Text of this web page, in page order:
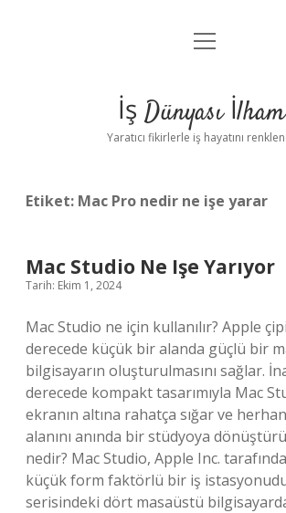
Anasayfa
Yasal Uyarı
menüyü
İş Dünyası
Yaratıcı fikirlerle iş hayatını
Etiket: Mac Pro nedir ne işe yarar
Mac Studio Ne Işe Yarıyor
Tarih: Ekim 1, 2024
Mac Studio ne için kullanılır? Apple
derecede küçük bir alanda güçlü bir
bilgisayarın oluşturulmasını sağlar.
derecede kompakt tasarımıyla Mac
ekranın altına rahatça sığar ve
alanını anında bir stüdyoya
nedir? Mac Studio, Apple Inc.
küçük form faktörlü bir iş
serisindeki dört masaüstü